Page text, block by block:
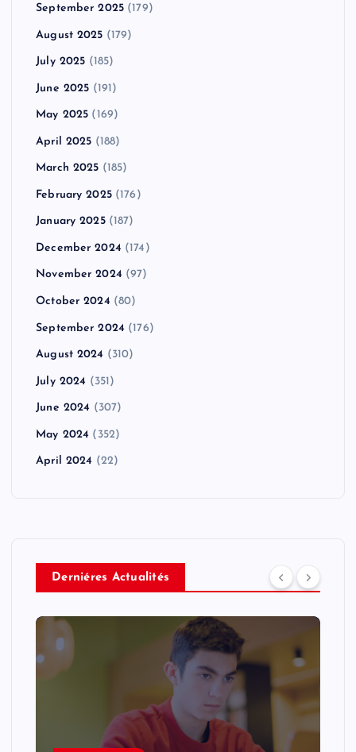
September 2025 (179)
August 2025 (179)
July 2025 (185)
June 2025 (191)
May 2025 (169)
April 2025 (188)
March 2025 (185)
February 2025(176)
January 2025(187)
December 2024 (174)
November 2024 (97)
October 2024 (80)
September 2024 (176)
August 2024 (310)
July 2024 (351)
June 2024 (307)
May 2024 (352)
April 2024 (22)
Derniéres Actualités